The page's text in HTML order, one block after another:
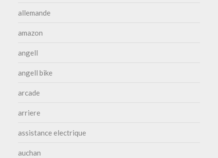
allemande
amazon
angell
angell bike
arcade
arriere
assistance electrique
auchan